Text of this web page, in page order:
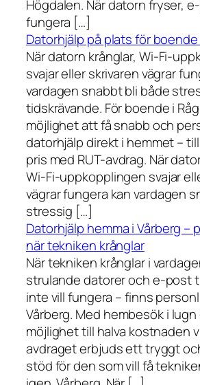
Högdalen. När datorn fryser,
fungera […]
Datorhjälp på plats för boende
När datorn krånglar, Wi-Fi-
svajar eller skrivaren vägrar
vardagen snabbt bli både
tidskrävande. För boende i
möjlighet att få snabb och
datorhjälp direkt i hemmet –
pris med RUT-avdrag. När
Wi-Fi-uppkopplingen svajar
vägrar fungera kan vardagen
stressig […]
Datorhjälp hemma i Vårberg –
när tekniken krånglar
När tekniken krånglar i
strulande datorer och e-post
inte vill fungera – finns
Vårberg. Med hembesök i
möjlighet till halva kostnaden
avdraget erbjuds ett tryggt
stöd för den som vill få